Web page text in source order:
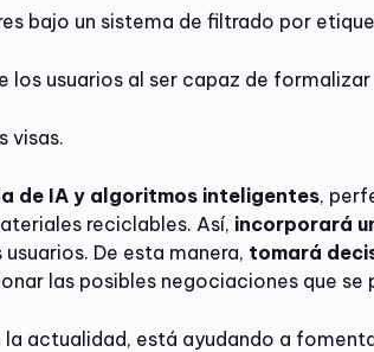
bajo un sistema de filtrado por
los usuarios al ser capaz de
visas.
de IA y algoritmos inteligentes,
reciclables. Así, incorporará
De esta manera, tomará
las posibles negociaciones que se
actualidad, está ayudando a